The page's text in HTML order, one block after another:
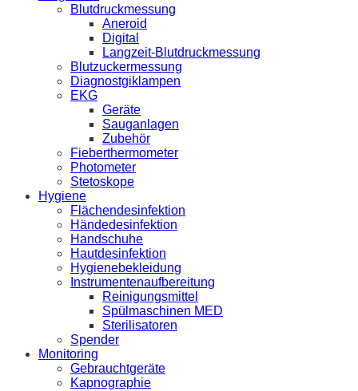
Blutdruckmessung
Aneroid
Digital
Langzeit-Blutdruckmessung
Blutzuckermessung
Diagnostgiklampen
EKG
Geräte
Sauganlagen
Zubehör
Fieberthermometer
Photometer
Stetoskope
Hygiene
Flächendesinfektion
Händedesinfektion
Handschuhe
Hautdesinfektion
Hygienebekleidung
Instrumentenaufbereitung
Reinigungsmittel
Spülmaschinen MED
Sterilisatoren
Spender
Monitoring
Gebrauchtgeräte
Kapnographie